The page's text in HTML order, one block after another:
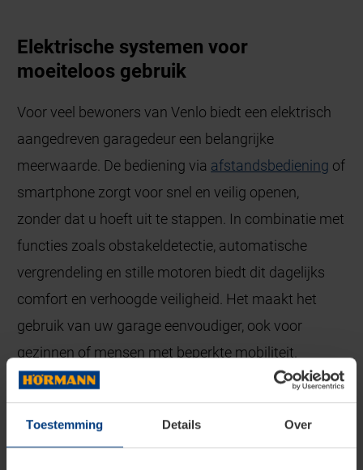
Toestemming Details Over
Elektrische systemen voor
moeiteloos gebruik
Voor veel bewoners van Venlo biedt een elektrisch
aangedreven garagedeur een belangrijke
meerwaarde. De bediening via afstandsbediening of
smartphone zorgt voor snel en veilig openen,
zonder dat u hoeft uit te stappen. In combinatie met
functies zoals obstakeldetectie, automatische
vergrendeling en stille motoren biedt dit dagelijks
comfort en verhoogde veiligheid. Het maakt het
gebruik van uw garage eenvoudiger, ook voor
gezinnen of mensen met beperkte mobiliteit.
Diverse garagedeuren voor elke
situatie